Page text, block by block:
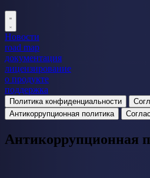
Новости
road map
документация
лицензирование
о продукте
поддержка
Политика конфиденциальности
Антикоррупционная политика
Антикоррупционная